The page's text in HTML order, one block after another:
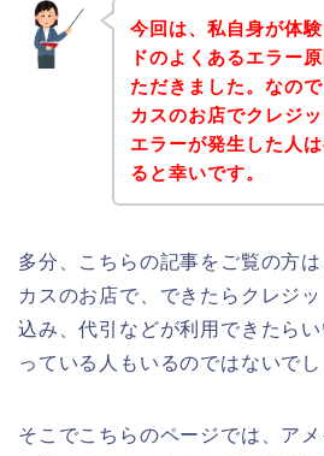
今回は、私自身が体
ドのよくあるエラー
ただきました。なの
カスのお店でクレジ
エラーが発生した人
ると幸いです。
多分、こちらの記事をご覧の方
カスのお店で、できたらクレジ
込み、代引などが利用できたら
っている人もいるのではないでし
そこでこちらのページでは、ア